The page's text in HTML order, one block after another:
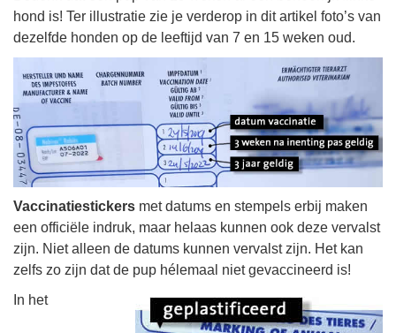
hond is! Ter illustratie zie je verderop in dit artikel foto’s van
dezelfde honden op de leeftijd van 7 en 15 weken oud.
Vaccinatiestickers met datums en stempels erbij maken
een officiële indruk, maar helaas kunnen ook deze vervalst
zijn. Niet alleen de datums kunnen vervalst zijn. Het kan
zelfs zo zijn dat de pup hélemaal niet gevaccineerd is!
In het